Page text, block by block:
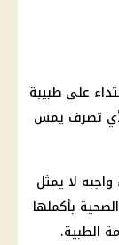
على طبيبة
لأي تصرف يمس
واجبه لا يمثل
بأكملها
الطبية.